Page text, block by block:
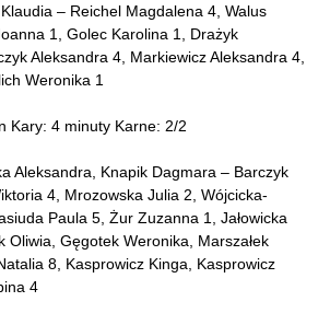
– Reichel Magdalena 4, Walus
1, Golec Karolina 1, Drażyk
Aleksandra 4, Markiewicz Aleksandra 4,
Weronika 1
Kary: 4 minuty Karne: 2/2
Aleksandra, Knapik Dagmara – Barczyk
4, Mrozowska Julia 2, Wójcicka-
Paula 5, Żur Zuzanna 1, Jałowicka
Oliwia, Gęgotek Weronika, Marszałek
8, Kasprowicz Kinga, Kasprowicz
4